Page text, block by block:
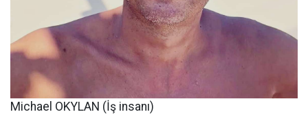
Michael OKYLAN (İş insanı)